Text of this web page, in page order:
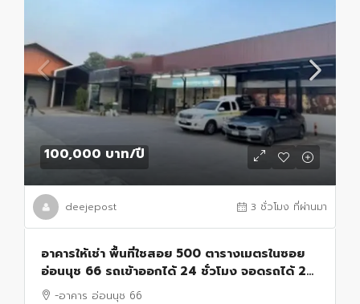
100,000 บาท/ปี
deejepost 3 ชั่วโมง ที่ผ่านมา
อาคารให้เช่า พื้นที่ใชสอย 500 ตารางเมตรในซอย
อ่อนนุช 66 รถเข้าออกได้ 24 ชั่วโมง จอดรถได้ 20
คัน -อาคาร อ่อนนุช 66